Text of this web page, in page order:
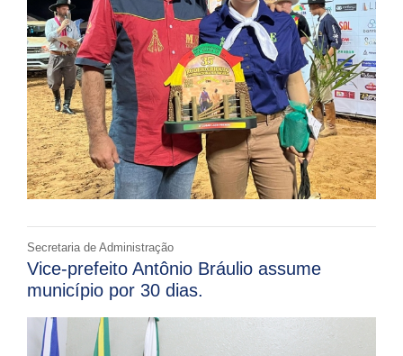
Secretaria de Administração
Vice-prefeito Antônio Bráulio assume
município por 30 dias.